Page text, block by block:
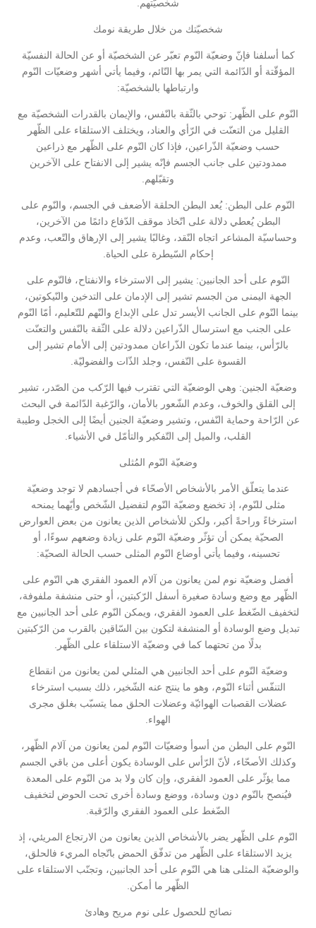
شخصيّتهم.
شخصيّتك من خلال طريقة نومك
كما أسلفنا فإنّ وضعيّة النّوم تعبّر عن الشخصيّة أو عن الحالة النفسيّة
المؤقّتة أو الدّائمة التي يمر بها النّائم، وفيما يأتي أشهر وضعيّات النّوم
وارتباطها بالشخصيّة:
النّوم على الظّهر: توحي بالثّقة بالنّفس، والإيمان بالقدرات الشخصيّة مع
القليل من التعنّت في الرّأي والعناد، ويختلف الاستلقاء على الظّهر
حسب وضعيّة الذّراعين، فإذا كان النّوم على الظّهر مع ذراعين
ممدودتين على جانب الجسم فإنّه يشير إلى الانفتاح على الآخرين
وتقبّلهم.
النّوم على البطن: يُعد البطن الحلقة الأضعف في الجسم، والنّوم على
البطن يُعطي دلالة على اتّخاذ موقف الدّفاع دائمًا من الآخرين،
وحساسيّة المشاعر اتجاه النّقد، وغالبًا يشير إلى الإرهاق والتّعب، وعدم
إحكام السّيطرة على الحياة.
النّوم على أحد الجانبين: يشير إلى الاسترخاء والانفتاح، فالنّوم على
الجهة اليمنى من الجسم تشير إلى الإدمان على التدخين والنّيكوتين،
بينما النّوم على الجانب الأيسر تدل على الإبداع والنّهم للتّعليم، أمّا النّوم
على الجنب مع استرسال الذّراعين دلالة على الثّقة بالنّفس والتعنّت
بالرّأس، بينما عندما تكون الذّراعان ممدودتين إلى الأمام تشير إلى
القسوة على النّفس، وجلد الذّات والفضوليّة.
وضعيّة الجنين: وهي الوضعيّة التي تقترب فيها الرّكب من الصّدر، تشير
إلى القلق والخوف، وعدم الشّعور بالأمان، والرّغبة الدّائمة في البحث
عن الرّاحة وحماية النّفس، وتشير وضعيّة الجنين أيضًا إلى الخجل وطيبة
القلب، والميل إلى التّفكير والتأمّل في الأشياء.
وضعيّة النّوم المُثلى
عندما يتعلّق الأمر بالأشخاص الأصحّاء في أجسادهم لا توجد وضعيّة
مثلى للنّوم، إذ تخضع وضعيّة النّوم لتفضيل الشّخص وأيّهما يمنحه
استرخاءً وراحةً أكبر، ولكن للأشخاص الذين يعانون من بعض العوارض
الصحيّة يمكن أن تؤثّر وضعيّة النّوم على زيادة وضعهم سوءًا، أو
تحسينه، وفيما يأتي أوضاع النّوم المثلى حسب الحالة الصحيّة:
أفضل وضعيّة نوم لمن يعانون من آلام العمود الفقري هي النّوم على
الظّهر مع وضع وسادة صغيرة أسفل الرّكبتين، أو حتى منشفة ملفوفة،
لتخفيف الضّغط على العمود الفقري، ويمكن النّوم على أحد الجانبين مع
تبديل وضع الوسادة أو المنشفة لتكون بين السّاقين بالقرب من الرّكبتين
بدلًا من تحتهما كما في وضعيّة الاستلقاء على الظّهر.
وضعيّة النّوم على أحد الجانبين هي المثلي لمن يعانون من انقطاع
التنفّس أثناء النّوم، وهو ما ينتج عنه الشّخير، ذلك بسبب استرخاء
عضلات القصبات الهوائيّة وعضلات الحلق مما يتسبّب بغلق مجرى
الهواء.
النّوم على البطن من أسوأ وضعيّات النّوم لمن يعانون من آلام الظّهر،
وكذلك الأصحّاء، لأنّ الرّأس على الوسادة يكون أعلى من باقي الجسم
مما يؤثّر على العمود الفقري، وإن كان ولا بد من النّوم على المعدة
فيُنصح بالنّوم دون وسادة، ووضع وسادة أخرى تحت الحوض لتخفيف
الضّغط على العمود الفقري والرّقبة.
النّوم على الظّهر يضر بالأشخاص الذين يعانون من الارتجاع المريئي، إذ
يزيد الاستلقاء على الظّهر من تدفّق الحمض باتّجاه المريء فالحلق،
والوضعيّة المثلى هنا هي النّوم على أحد الجانبين، وتجنّب الاستلقاء على
الظّهر ما أمكن.
نصائح للحصول على نوم مريح وهادئ